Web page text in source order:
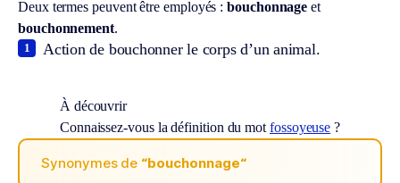
Deux termes peuvent être employés :bouchonnage et
bouchonnement.
Action de bouchonner le corps d’un animal.
1
À découvrir
Connaissez-vous la définition du mot fossoyeuse ?
Synonymes de “bouchonnage“